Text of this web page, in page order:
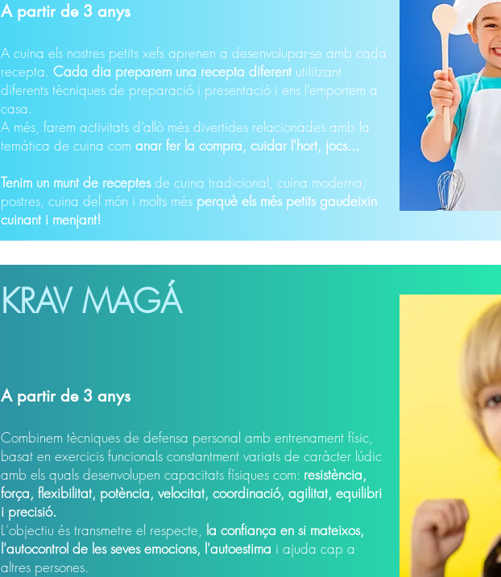
A partir de 3 anys
A cuina els nostres petits xefs aprenen a desenvolupar-se amb cada
recepta. Cada dia preparem una recepta diferent utilitzant
diferents tècniques de preparació i presentació i ens l’emportem a
casa.
A més, farem activitats d’allò més divertides relacionades amb la
temàtica de cuina com anar fer la compra, cuidar l'hort, jocs...
Tenim un munt de receptesde cuina tradicional, cuina moderna,
postres, cuina del món i molts més perquè els més petits gaudeixin
cuinant i menjant!
KRAV MAGÁ
A partir de 3 anys
Combinem tècniques de defensa personal amb entrenament físic,
basat en exercicis funcionals constantment variats de caràcter lúdic
amb els quals desenvolupen capacitats físiques com: resistència,
força, flexibilitat, potència, velocitat, coordinació, agilitat, equilibri
i precisió.
L'objectiu és transmetre el respecte, la confiança en si mateixos,
l'autocontrol de les seves emocions, l'autoestima i ajuda cap a
altres persones.